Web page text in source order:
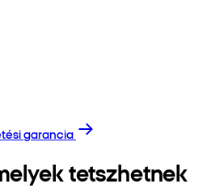
garancia
tetszhetnek